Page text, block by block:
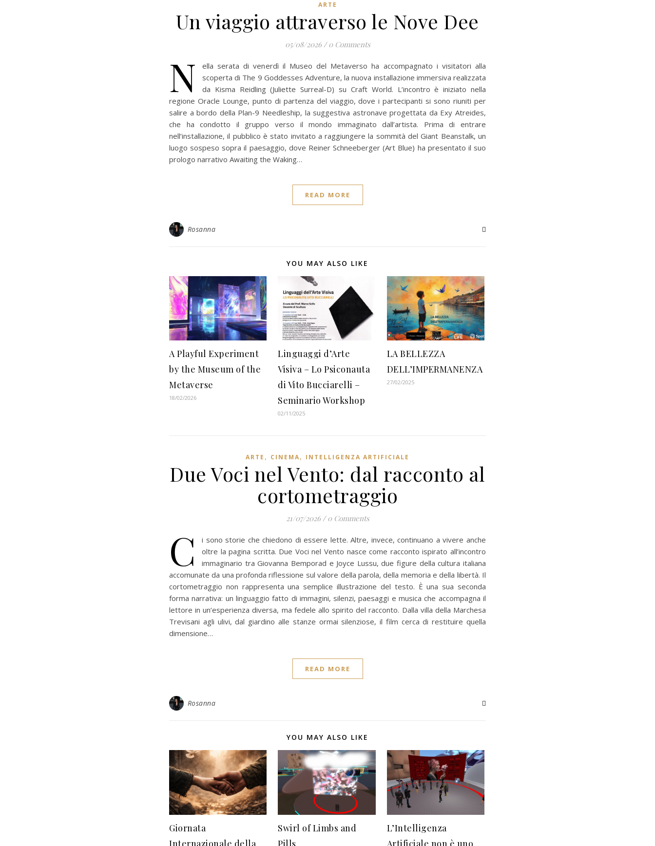
ARTE
Un viaggio attraverso le Nove Dee
05/08/2026 / 0 Comments
N
ella serata di venerdì il Museo del Metaverso ha accompagnato i visitatori alla
scoperta di The 9 Goddesses Adventure, la nuova installazione immersiva realizzata
da Kisma Reidling (Juliette Surreal-D) su Craft World. L’incontro è iniziato nella
regione Oracle Lounge, punto di partenza del viaggio, dove i partecipanti si sono riuniti per
salire a bordo della Plan-9 Needleship, la suggestiva astronave progettata da Exy Atreides,
che ha condotto il gruppo verso il mondo immaginato dall’artista. Prima di entrare
nell’installazione, il pubblico è stato invitato a raggiungere la sommità del Giant Beanstalk, un
luogo sospeso sopra il paesaggio, dove Reiner Schneeberger (Art Blue) ha presentato il suo
prologo narrativo Awaiting the Waking…
READ MORE
Rosanna
YOU MAY ALSO LIKE
A Playful Experiment
by the Museum of the
Metaverse
18/02/2026
Linguaggi d’Arte
Visiva – Lo Psiconauta
di Vito Bucciarelli –
Seminario Workshop
02/11/2025
LA BELLEZZA
DELL’IMPERMANENZA
27/02/2025
ARTE , CINEMA, INTELLIGENZA ARTIFICIALE
Due Voci nel Vento: dal racconto al
cortometraggio
21/07/2026 / 0 Comments
C
i sono storie che chiedono di essere lette. Altre, invece, continuano a vivere anche
oltre la pagina scritta. Due Voci nel Vento nasce come racconto ispirato all’incontro
immaginario tra Giovanna Bemporad e Joyce Lussu, due figure della cultura italiana
accomunate da una profonda riflessione sul valore della parola, della memoria e della libertà. Il
cortometraggio non rappresenta una semplice illustrazione del testo. È una sua seconda
forma narrativa: un linguaggio fatto di immagini, silenzi, paesaggi e musica che accompagna il
lettore in un’esperienza diversa, ma fedele allo spirito del racconto. Dalla villa della Marchesa
Trevisani agli ulivi, dal giardino alle stanze ormai silenziose, il film cerca di restituire quella
dimensione…
READ MORE
Rosanna
YOU MAY ALSO LIKE
Giornata
Internazionale della
Swirl of Limbs and
Pills
L’Intelligenza
Artificiale non è uno